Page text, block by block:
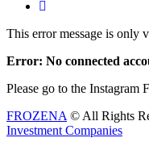
This error message is only
Error: No connected
Please go to the Instagram
FROZENA © All Rights
Investment Companies